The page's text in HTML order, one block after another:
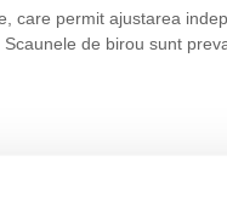
care permit ajustarea
de birou sunt